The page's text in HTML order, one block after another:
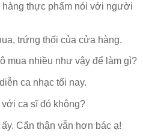
thực phẩm nói với người
trứng thối của cửa hàng.
mua nhiều như vậy để làm gì?
ca nhạc tối nay.
ca sĩ đó không?
Cẩn thận vẫn hơn bác ạ!